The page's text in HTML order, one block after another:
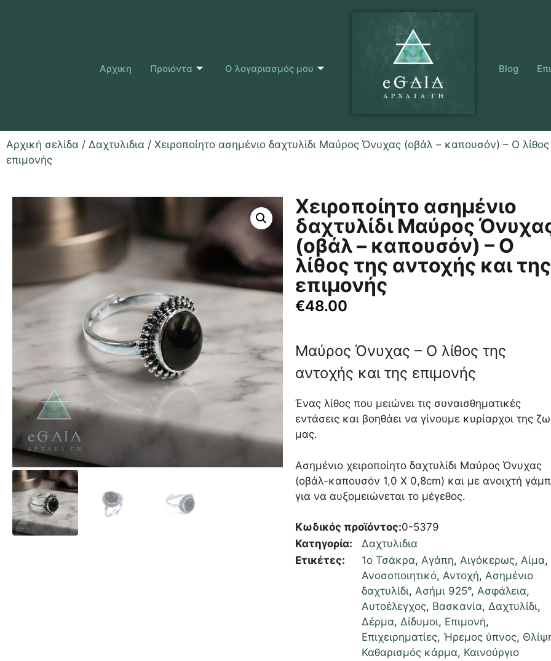
Αρχικη Προιόντα Ο λογαριασμός μου Blog
Αρχική σελίδα / Δαχτυλιδια / Χειροποίητο ασημένιο δαχτυλίδι Μαύρος Όνυχας (οβάλ – καπουσόν) – Ο λίθος
επιμονής
Χειροποίητο ασημένιο
δαχτυλίδι Μαύρος
(οβάλ – καπουσόν) – Ο
λίθος της αντοχής και της
επιμονής
€48.00
Μαύρος Όνυχας – Ο λίθος της
αντοχής και της επιμονής
Ένας λίθος που μειώνει τις συναισθηματικές
εντάσεις και βοηθάει να γίνουμε κυρίαρχοι της
μας.
Ασημένιο χειροποίητο δαχτυλίδι Μαύρος Όνυχας
(οβάλ-καπουσόν 1,0 Χ 0,8cm) και με ανοιχτή
για να αυξομειώνεται το μέγεθος.
Κωδικός προϊόντος:0-5379
Κατηγορία:
Δαχτυλιδια
Ετικέτες:
1ο Τσάκρα,Αγάπη,Αιγόκερως,Αίμα,
Ανοσοποιητικό,Αντοχή,Ασημένιο
δαχτυλίδι,Ασήμι 925°,Ασφάλεια,
Αυτοέλεγχος, Βασκανία,Δαχτυλίδι,
Δέρμα,Δίδυμοι, Επιμονή,
Επιχειρηματίες, Ήρεμος ύπνος,
Καθαρισμός κάρμα, Καινούργιο